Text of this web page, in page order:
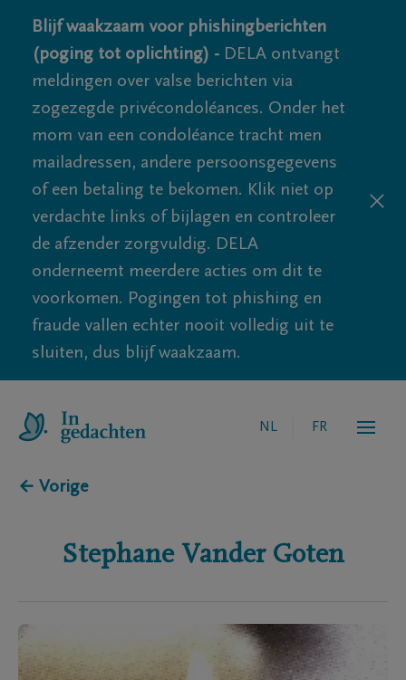
Blijf waakzaam voor phishingberichten
(poging tot oplichting) - DELA ontvangt
meldingen over valse berichten via
zogezegde privécondoléances. Onder het
mom van een condoléance tracht men
mailadressen, andere persoonsgegevens
of een betaling te bekomen. Klik niet op
verdachte links of bijlagen en controleer
de afzender zorgvuldig. DELA
onderneemt meerdere acties om dit te
voorkomen. Pogingen tot phishing en
fraude vallen echter nooit volledig uit te
sluiten, dus blijf waakzaam.
NL FR
← Vorige
Stephane Vander Goten